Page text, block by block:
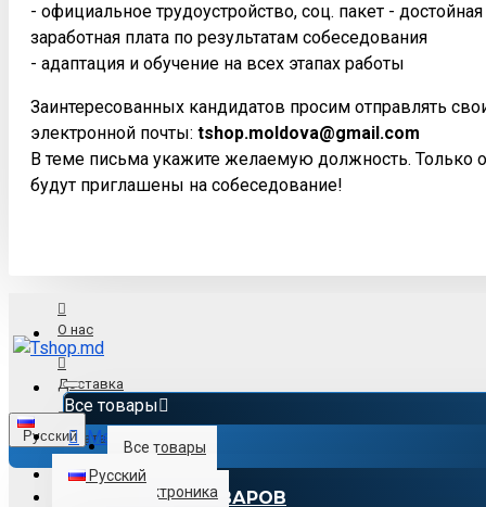
- официальное трудоустройство, соц. пакет -
заработная плата по результатам собеседования
- адаптация и обучение на всех этапах работы
Заинтересованных кандидатов просим отправлять
электронной почты: tshop.moldova@gmail.com
В теме письма укажите желаемую должность. Только
будут приглашены на собеседование!
О нас
Доставка
Оплата
Все товары
Все товары
Электроника
Русский
Русский
Menu
КАТАЛОГ ТОВАРОВ